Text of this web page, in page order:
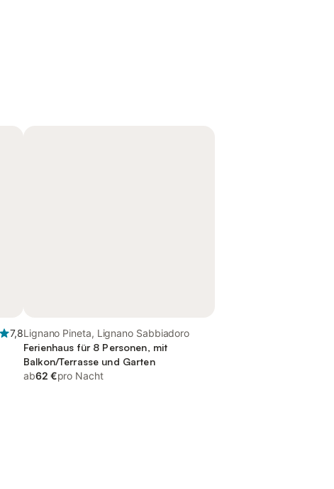
7,8Lignano Pineta, Lignano Sabbiadoro
Ferienhaus für 8 Personen, mit
Balkon/Terrasse und Garten
ab62 €pro Nacht